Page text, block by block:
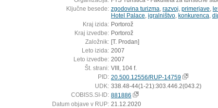
Ključne besede: zgodovina turizma razvoj primerjave
Hotel Palace igralništvo konkurenca
Kraj izida: Portorož
Kraj izvedbe: Portorož
Založnik: [T. Prodan]
Leto izida: 2007
Leto izvedbe: 2007
Št. strani: VIII, 104 f.
PID: 20.500.12556/RUP-14759
UDK: 338.48-44(1-21):303.446.2(043.2)
COBISS.SI-ID: 881886
Datum objave v RUP: 21.12.2020